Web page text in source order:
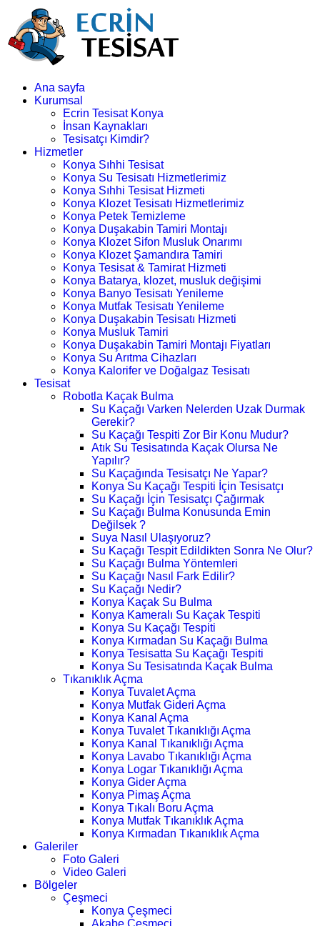
Ana sayfa
Kurumsal
Ecrin Tesisat Konya
İnsan Kaynakları
Tesisatçı Kimdir?
Hizmetler
Konya Sıhhi Tesisat
Konya Su Tesisatı Hizmetlerimiz
Konya Sıhhi Tesisat Hizmeti
Konya Klozet Tesisatı Hizmetlerimiz
Konya Petek Temizleme
Konya Duşakabin Tamiri Montajı
Konya Klozet Sifon Musluk Onarımı
Konya Klozet Şamandıra Tamiri
Konya Tesisat & Tamirat Hizmeti
Konya Batarya, klozet, musluk değişimi
Konya Banyo Tesisatı Yenileme
Konya Mutfak Tesisatı Yenileme
Konya Duşakabin Tesisatı Hizmeti
Konya Musluk Tamiri
Konya Duşakabin Tamiri Montajı Fiyatları
Konya Su Arıtma Cihazları
Konya Kalorifer ve Doğalgaz Tesisatı
Tesisat
Robotla Kaçak Bulma
Su Kaçağı Varken Nelerden Uzak Durmak
Gerekir?
Su Kaçağı Tespiti Zor Bir Konu Mudur?
Atık Su Tesisatında Kaçak Olursa Ne
Yapılır?
Su Kaçağında Tesisatçı Ne Yapar?
Konya Su Kaçağı Tespiti İçin Tesisatçı
Su Kaçağı İçin Tesisatçı Çağırmak
Su Kaçağı Bulma Konusunda Emin
Değilsek ?
Suya Nasıl Ulaşıyoruz?
Su Kaçağı Tespit Edildikten Sonra Ne Olur?
Su Kaçağı Bulma Yöntemleri
Su Kaçağı Nasıl Fark Edilir?
Su Kaçağı Nedir?
Konya Kaçak Su Bulma
Konya Kameralı Su Kaçak Tespiti
Konya Su Kaçağı Tespiti
Konya Kırmadan Su Kaçağı Bulma
Konya Tesisatta Su Kaçağı Tespiti
Konya Su Tesisatında Kaçak Bulma
Tıkanıklık Açma
Konya Tuvalet Açma
Konya Mutfak Gideri Açma
Konya Kanal Açma
Konya Tuvalet Tıkanıklığı Açma
Konya Kanal Tıkanıklığı Açma
Konya Lavabo Tıkanıklığı Açma
Konya Logar Tıkanıklığı Açma
Konya Gider Açma
Konya Pimaş Açma
Konya Tıkalı Boru Açma
Konya Mutfak Tıkanıklık Açma
Konya Kırmadan Tıkanıklık Açma
Galeriler
Foto Galeri
Video Galeri
Bölgeler
Çeşmeci
Konya Çeşmeci